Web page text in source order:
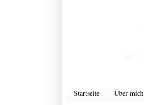
Startseite Über mich